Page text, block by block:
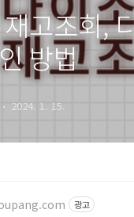
고조회,
방법
2024. 1. 15.
광고